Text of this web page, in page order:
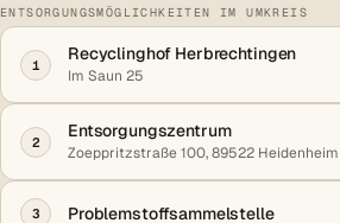
ENTSORGUNGSMÖGLICHKEITEN IM UMKREIS
1
Recyclinghof Herbrechtingen
Im Saun 25
2
Entsorgungszentrum
3 Problemstoffsammelstelle